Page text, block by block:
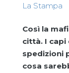
La Stampa
Così la
città. I capi
spedizioni
cosa